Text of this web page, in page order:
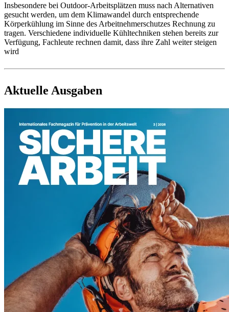
Insbesondere bei Outdoor-Arbeitsplätzen muss nach Alternativen
gesucht werden, um dem Klimawandel durch entsprechende
Körperkühlung im Sinne des Arbeitnehmerschutzes Rechnung zu
tragen. Verschiedene individuelle Kühltechniken stehen bereits zur
Verfügung, Fachleute rechnen damit, dass ihre Zahl weiter steigen
wird
Aktuelle Ausgaben